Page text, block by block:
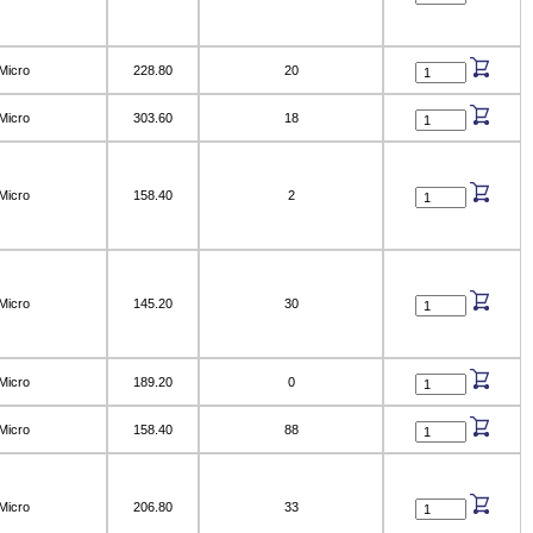
228.80 20
303.60 18
158.40 2
145.20 30
189.20 0
158.40 88
206.80 33